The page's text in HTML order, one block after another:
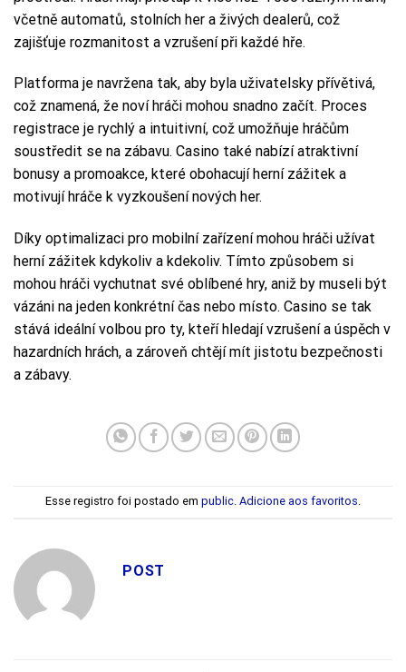
včetně automatů, stolních her a živých dealerů, což
zajišťuje rozmanitost a vzrušení při každé hře.
Platforma je navržena tak, aby byla uživatelsky přívětivá,
což znamená, že noví hráči mohou snadno začít. Proces
registrace je rychlý a intuitivní, což umožňuje hráčům
soustředit se na zábavu. Casino také nabízí atraktivní
bonusy a promoakce, které obohacují herní zážitek a
motivují hráče k vyzkoušení nových her.
Díky optimalizaci pro mobilní zařízení mohou hráči užívat
herní zážitek kdykoliv a kdekoliv. Tímto způsobem si
mohou hráči vychutnat své oblíbené hry, aniž by museli být
vázáni na jeden konkrétní čas nebo místo. Casino se tak
stává ideální volbou pro ty, kteří hledají vzrušení a úspěch v
hazardních hrách, a zároveň chtějí mít jistotu bezpečnosti
a zábavy.
Esse registro foi postado em public. Adicione aos favoritos.
POST